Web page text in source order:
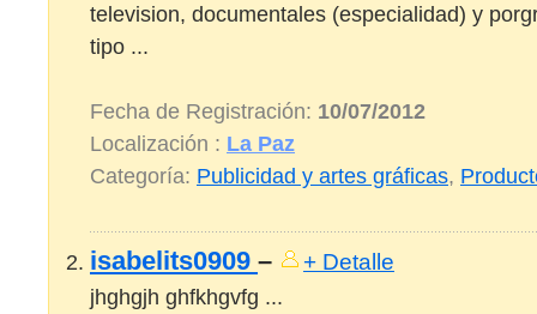
television, documentales (especialidad) y
tipo ...
Fecha de Registración: 10/07/2012
Localización : La Paz
Categoría: Publicidad y artes gráficas,
isabelits0909 –
+ Detalle
jhghgjh ghfkhgvfg ...